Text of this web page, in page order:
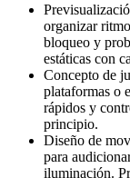
organizar
bloqueo y
estáticas con
Concepto de
plataformas o
rápidos y
principio.
Diseño de
para
iluminación.